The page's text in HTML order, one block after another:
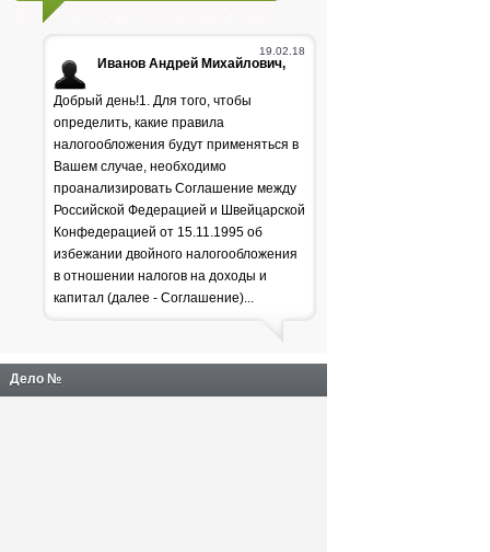
Генпрокуратура
раскритиковала положение
дел в лесной отрасли
19.02.18
Иванов Андрей Михайлович,
Добрый день!1. Для того, чтобы
определить, какие правила
налогообложения будут применяться в
Вашем случае, необходимо
проанализировать Соглашение между
Российской Федерацией и Швейцарской
Конфедерацией от 15.11.1995 об
избежании двойного налогообложения
в отношении налогов на доходы и
капитал (далее - Соглашение)...
Дело №